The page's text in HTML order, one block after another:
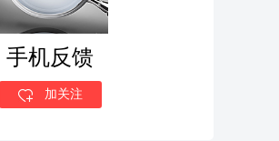
手机反馈
加关注